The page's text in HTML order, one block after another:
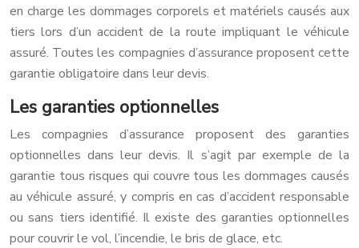
en charge les dommages corporels et matériels causés aux
tiers lors d’un accident de la route impliquant le véhicule
assuré. Toutes les compagnies d’assurance proposent cette
garantie obligatoire dans leur devis.
Les garanties optionnelles
Les compagnies d’assurance proposent des garanties
optionnelles dans leur devis. Il s’agit par exemple de la
garantie tous risques qui couvre tous les dommages causés
au véhicule assuré, y compris en cas d’accident responsable
ou sans tiers identifié. Il existe des garanties optionnelles
pour couvrir le vol, l’incendie, le bris de glace, etc.